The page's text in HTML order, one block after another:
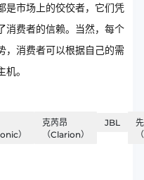
是市场上的佼佼者，它们凭
消费者的信赖。当然，每个
，消费者可以根据自己的需
。
）
克芮昂
（Clarion）
JBL